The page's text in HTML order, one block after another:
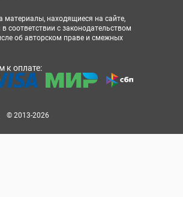
материалы, находящиеся на сайте,
соответствии с законодательством
об авторском праве и смежных
к оплате:
© 2013-2026